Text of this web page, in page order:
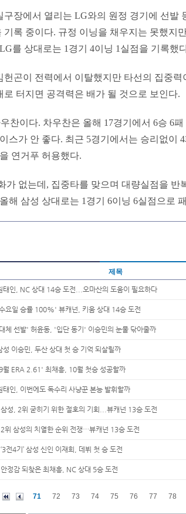
구장에서 열리는 LG와의 원정 경기에 선발
기록 중이다. 규정 이닝을 채우지는 못했지
를 상대로는 1경기 4이닝 1실점을 기록했
헌곤이 전력에서 이탈했지만 타선의 집중력
로 터지면 공격력은 배가 될 것으로 보인다.
찬이다. 차우찬은 올해 17경기에서 6승 6
스가 안 좋다. 최근 5경기에서는 승리없이
연거푸 허용했다.
가 없는데, 집중타를 맞으며 대량실점을 반
해 삼성 상대로는 1경기 6이닝 6실점으로
제목
태인, NC 상대 14승 도전...오마산의 도움이 필요하다
요일 승률 100%' 뷰캐넌, 키움 상대 14승 도전
체 선발' 허윤동, '입단 동기' 이승민의 눈물 닦아줄까
성 이승민, 두산 상대 첫 승 기억 되살릴까
월 ERA 2.61' 최채흥, 10월 첫승 성공할까
태인, 이번에도 독수리 사냥꾼 본능 발휘할까
성, 2위 굳히기 위한 절호의 기회...뷰캐넌 13승 도전
위 삼성의 치열한 순위 전쟁…뷰캐넌 13승 도전
전4기’ 삼성 신인 이재희, 데뷔 첫 승 도전
정감 되찾은 최채흥, NC 상대 5승 도전
71 72 73 74 75 76 77 78